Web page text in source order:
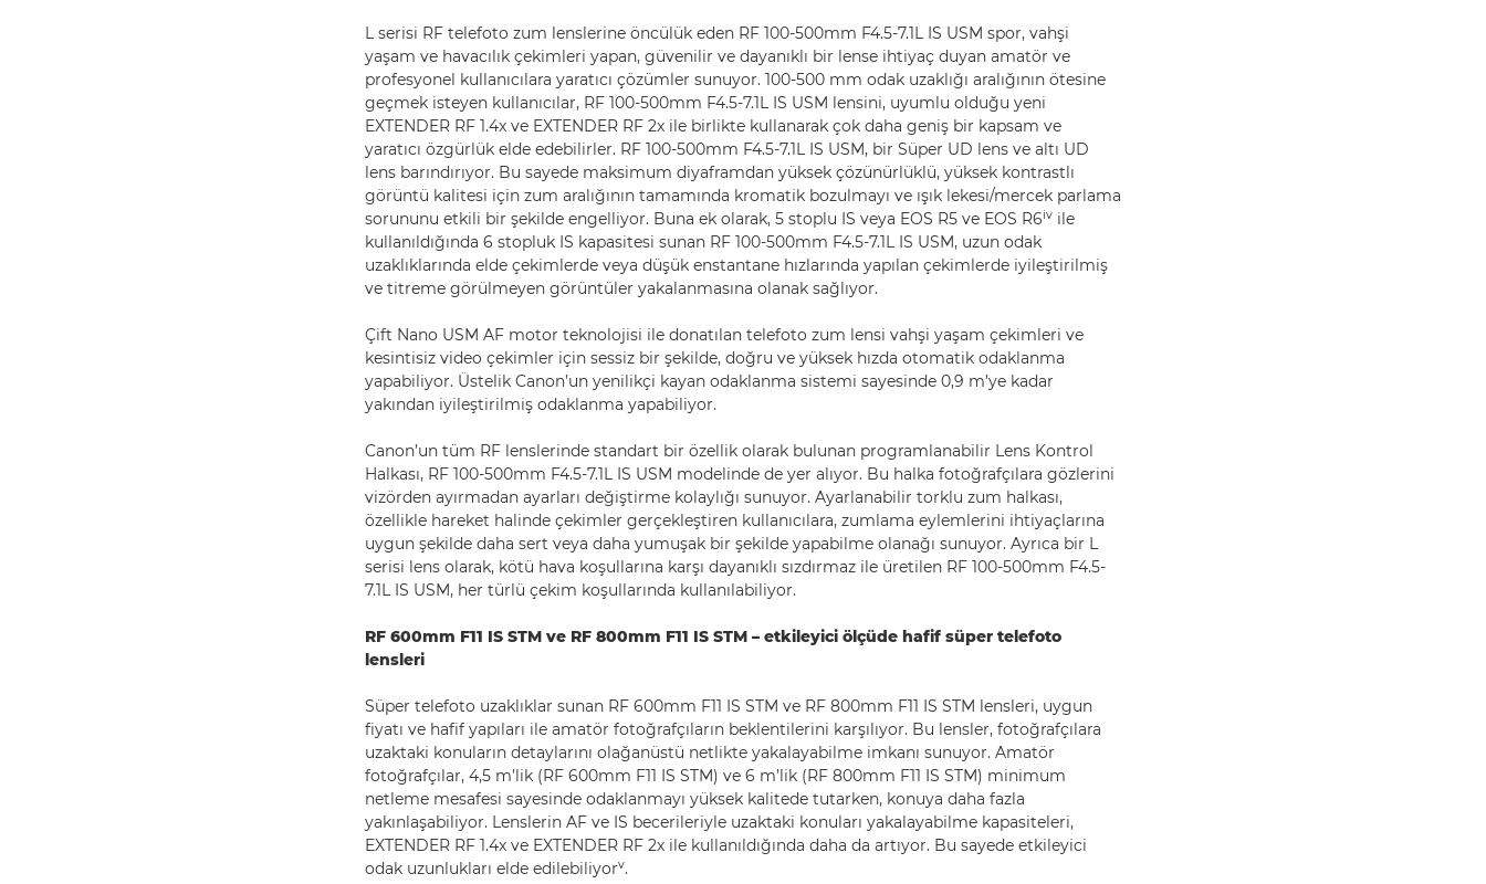
L serisi RF telefoto zum lenslerine öncülük eden RF 100-500mm F4.5-7.1L IS USM spor, vahşi
yaşam ve havacılık çekimleri yapan, güvenilir ve dayanıklı bir lense ihtiyaç duyan amatör ve
profesyonel kullanıcılara yaratıcı çözümler sunuyor. 100-500 mm odak uzaklığı aralığının ötesine
geçmek isteyen kullanıcılar, RF 100-500mm F4.5-7.1L IS USM lensini, uyumlu olduğu yeni
EXTENDER RF 1.4x ve EXTENDER RF 2x ile birlikte kullanarak çok daha geniş bir kapsam ve
yaratıcı özgürlük elde edebilirler. RF 100-500mm F4.5-7.1L IS USM, bir Süper UD lens ve altı UD
lens barındırıyor. Bu sayede maksimum diyaframdan yüksek çözünürlüklü, yüksek kontrastlı
görüntü kalitesi için zum aralığının tamamında kromatik bozulmayı ve ışık lekesi/mercek parlama
sorununu etkili bir şekilde engelliyor. Buna ek olarak, 5 stoplu IS veya EOS R5 ve EOS R6iv ile
kullanıldığında 6 stopluk IS kapasitesi sunan RF 100-500mm F4.5-7.1L IS USM, uzun odak
uzaklıklarında elde çekimlerde veya düşük enstantane hızlarında yapılan çekimlerde iyileştirilmiş
ve titreme görülmeyen görüntüler yakalanmasına olanak sağlıyor.
Çift Nano USM AF motor teknolojisi ile donatılan telefoto zum lensi vahşi yaşam çekimleri ve
kesintisiz video çekimler için sessiz bir şekilde, doğru ve yüksek hızda otomatik odaklanma
yapabiliyor. Üstelik Canon’un yenilikçi kayan odaklanma sistemi sayesinde 0,9 m’ye kadar
yakından iyileştirilmiş odaklanma yapabiliyor.
Canon’un tüm RF lenslerinde standart bir özellik olarak bulunan programlanabilir Lens Kontrol
Halkası, RF 100-500mm F4.5-7.1L IS USM modelinde de yer alıyor. Bu halka fotoğrafçılara gözlerini
vizörden ayırmadan ayarları değiştirme kolaylığı sunuyor. Ayarlanabilir torklu zum halkası,
özellikle hareket halinde çekimler gerçekleştiren kullanıcılara, zumlama eylemlerini ihtiyaçlarına
uygun şekilde daha sert veya daha yumuşak bir şekilde yapabilme olanağı sunuyor. Ayrıca bir L
serisi lens olarak, kötü hava koşullarına karşı dayanıklı sızdırmaz ile üretilen RF 100-500mm F4.5-
7.1L IS USM, her türlü çekim koşullarında kullanılabiliyor.
RF 600mm F11 IS STM ve RF 800mm F11 IS STM – etkileyici ölçüde hafif süper telefoto
lensleri
Süper telefoto uzaklıklar sunan RF 600mm F11 IS STM ve RF 800mm F11 IS STM lensleri, uygun
fiyatı ve hafif yapıları ile amatör fotoğrafçıların beklentilerini karşılıyor. Bu lensler, fotoğrafçılara
uzaktaki konuların detaylarını olağanüstü netlikte yakalayabilme imkanı sunuyor. Amatör
fotoğrafçılar, 4,5 m’lik (RF 600mm F11 IS STM) ve 6 m’lik (RF 800mm F11 IS STM) minimum
netleme mesafesi sayesinde odaklanmayı yüksek kalitede tutarken, konuya daha fazla
yakınlaşabiliyor. Lenslerin AF ve IS becerileriyle uzaktaki konuları yakalayabilme kapasiteleri,
EXTENDER RF 1.4x ve EXTENDER RF 2x ile kullanıldığında daha da artıyor. Bu sayede etkileyici
odak uzunlukları elde edilebiliyorv.